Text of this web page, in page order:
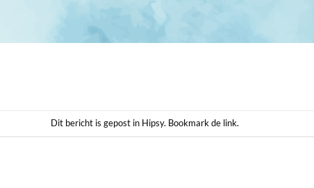
Dit bericht is gepost in Hipsy. Bookmark de link.